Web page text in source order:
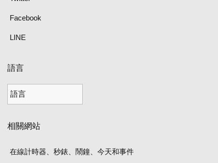
Facebook
LINE
語言
相關網站
在線計時器、秒錶、鬧鐘、今天和事件